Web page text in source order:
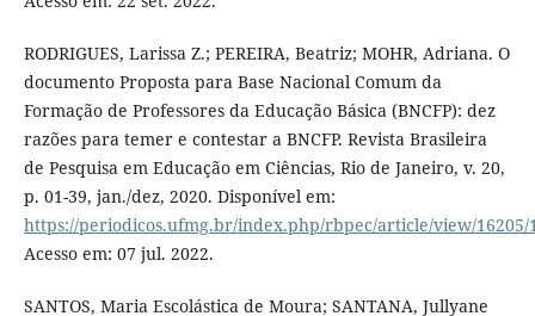
RODRIGUES, Larissa Z.; PEREIRA, Beatriz; MOHR, Adriana. O
documento Proposta para Base Nacional Comum da
Formação de Professores da Educação Básica (BNCFP): dez
razões para temer e contestar a BNCFP. Revista Brasileira
de Pesquisa em Educação em Ciências, Rio de Janeiro, v. 20,
p. 01-39, jan./dez, 2020. Disponível em:
https://periodicos.ufmg.br/index.php/rbpec/article/view/16205/
Acesso em: 07 jul. 2022.
SANTOS, Maria Escolástica de Moura; SANTANA, Jullyane